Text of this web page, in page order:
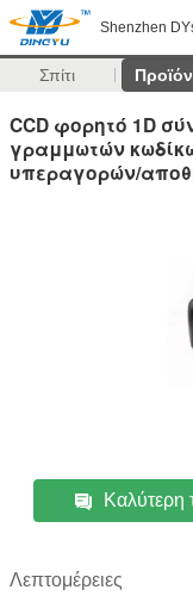
Shenzhen
Σπίτι
CCD φορητό 1D
γραμμωτών
υπεραγορών/
Καλύτερη
Λεπτομέρειες